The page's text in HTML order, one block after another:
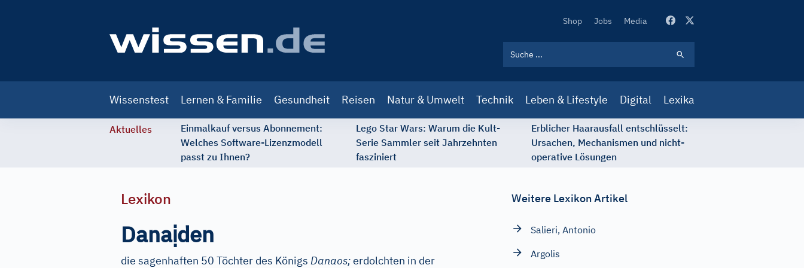
Secondary
Shop Jobs Media
navigation
Wissenstest Lernen & Familie Gesundheit Reisen Natur & Umwelt Technik Leben & Lifestyle Digital Lexika
Aktuelles
Einmalkauf versus Abonnement:
Welches Software-Lizenzmodell
passt zu Ihnen?
Lego Star Wars: Warum die Kult-
Serie Sammler seit Jahrzehnten
fasziniert
Erblicher Haarausfall entschlüsselt:
Ursachen, Mechanismen und nicht-
operative Lösungen
Lexikon
Danaịden
die sagenhaften 50 Töchter des Königs Danaos;erdolchten in der
Weitere Lexikon Artikel
Salieri, Antonio
Argolis